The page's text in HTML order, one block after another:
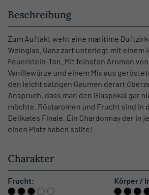
Beschreibung
Zum Auftakt weht eine maritime
Weinglas. Ganz zart unterlegt mit
Feuerstein-Ton. Mit feinsten Aromen
Vanillewürze und einem Mix aus
den leicht salzigen Gaumen derart
Anspruch, dass man den Glaspokal gar
möchte. Röstaromen und Frucht sind in
Delikates Finale. Ein Chardonnay der in
einen Platz haben sollte!
Charakter
Frucht: Körper /